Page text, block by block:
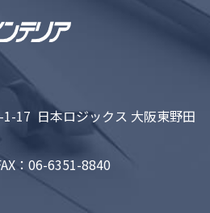
17 日本ロジックス 大阪東野田
：06-6351-8840